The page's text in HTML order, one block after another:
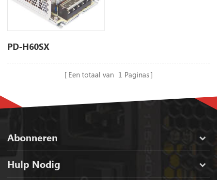
PD-H60SX
Een totaal van 1 Paginas
Abonneren
Hulp Nodig